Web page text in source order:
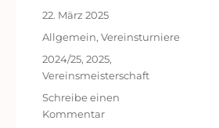
Veröffentlicht
am
22. März 2025
Kategorien
Allgemein, Vereinsturniere
Schlagwörter
2024/25, 2025,
Vereinsmeisterschaft
Schreibe einen
Kommentarzu